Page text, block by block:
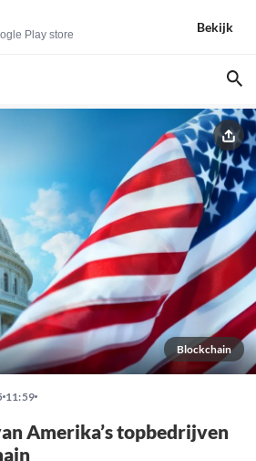
Play store
Bekijk
Blockchain
11:59
Amerika’s topbedrijven